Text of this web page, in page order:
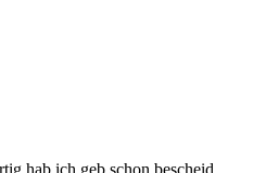
hab ich geb schon bescheid